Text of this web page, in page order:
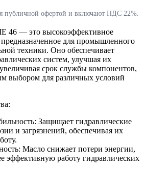
публичной офертой и включают НДС 22%.
46 — это высокоэффективное
предназначенное для промышленного
техники. Оно обеспечивает
систем, улучшая их
срок службы компонентов,
выбором для различных условий
Защищает гидравлические
и загрязнений, обеспечивая их
Масло снижает потери энергии,
эффективную работу гидравлических